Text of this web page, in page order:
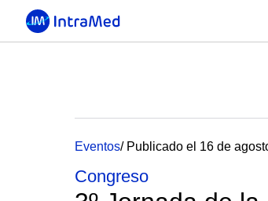
Eventos/ Publicado el 16 de
Congreso